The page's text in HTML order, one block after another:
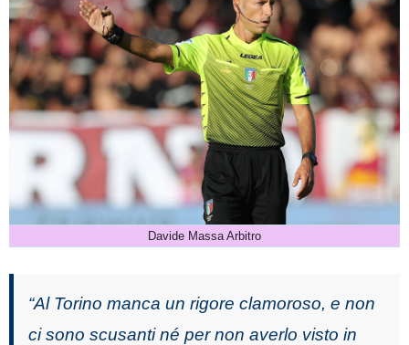
Davide Massa Arbitro
“Al Torino manca un rigore clamoroso, e non
ci sono scusanti né per non averlo visto in